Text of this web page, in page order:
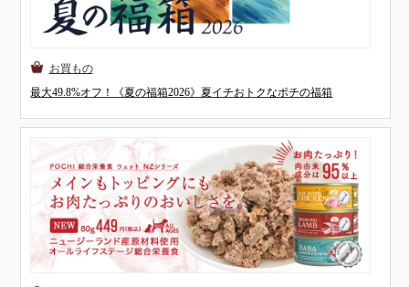
最大49.8%オフ！《夏の福箱2026》夏イチおトクなポチの福箱